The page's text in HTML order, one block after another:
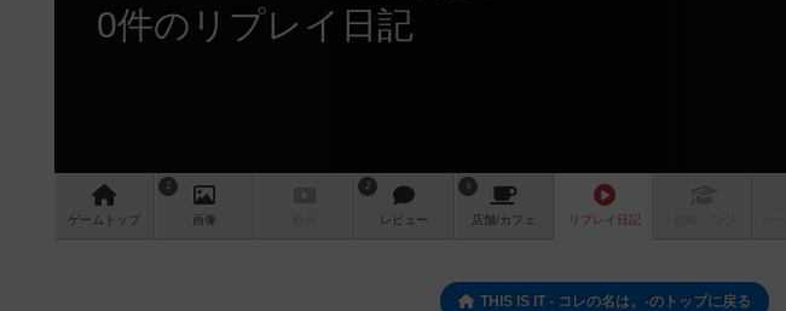
0件のリプレイ日記
ゲーム トップ
2
画像
2
レビュー
9
店舗/カフェ リプレイ 日記
THIS IS IT - コレの名は。-のトップに戻る